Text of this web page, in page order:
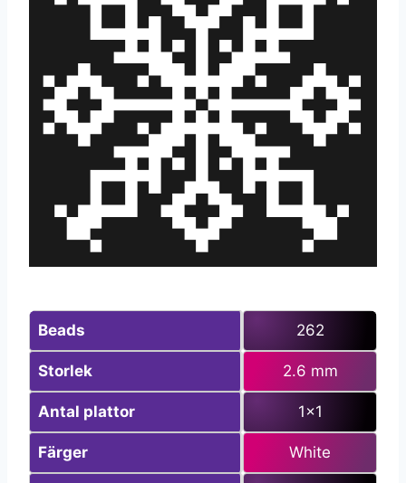
Beads 262
Storlek 2.6 mm
Antal plattor 1×1
Färger White